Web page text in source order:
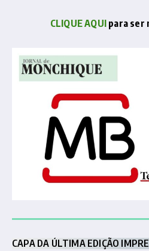
CLIQUE AQUI para ser
CAPA DA ÚLTIMA EDIÇÃO